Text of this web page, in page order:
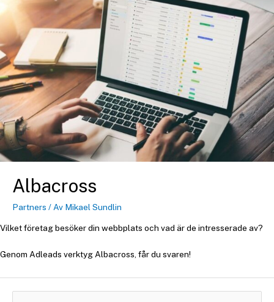
Albacross
Partners / Av Mikael Sundlin
Vilket företag besöker din webbplats och vad är de intresserade av?
Genom Adleads verktyg Albacross, får du svaren!